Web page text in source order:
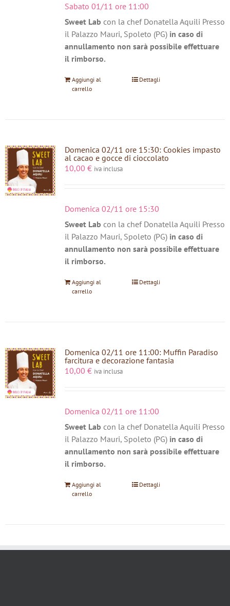
Sabato 01/11 ore 11:00
Sweet Lab con la chef Donatella Aquili Presso
il Palazzo Mauri, Spoleto (PG) in caso di
annullamento non sarà possibile effettuare
il rimborso.
Aggiungi al
carrello
Dettagli
Domenica 02/11 ore 15:30: Cookies impasto
al cacao e gocce di cioccolato
10,00 € iva inclusa
Domenica 02/11 ore 15:30
Sweet Lab con la chef Donatella Aquili Presso
il Palazzo Mauri, Spoleto (PG) in caso di
annullamento non sarà possibile effettuare
il rimborso.
Aggiungi al
carrello
Dettagli
Domenica 02/11 ore 11:00: Muffin Paradiso
farcitura e decorazione fantasia
10,00 € iva inclusa
Domenica 02/11 ore 11:00
Sweet Lab con la chef Donatella Aquili Presso
il Palazzo Mauri, Spoleto (PG) in caso di
annullamento non sarà possibile effettuare
il rimborso.
Aggiungi al
carrello
Dettagli